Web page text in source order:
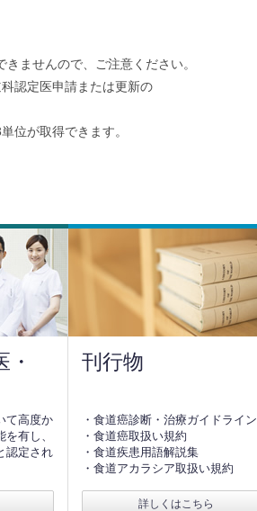
ませんので、ご注意ください。
認定医申請または更新の
位が取得できます。
て高度か
有し、
認定され
刊行物
・食道癌診断・治療ガイドライン
・食道癌取扱い規約
・食道疾患用語解説集
・食道アカラシア取扱い規約
詳しくはこちら